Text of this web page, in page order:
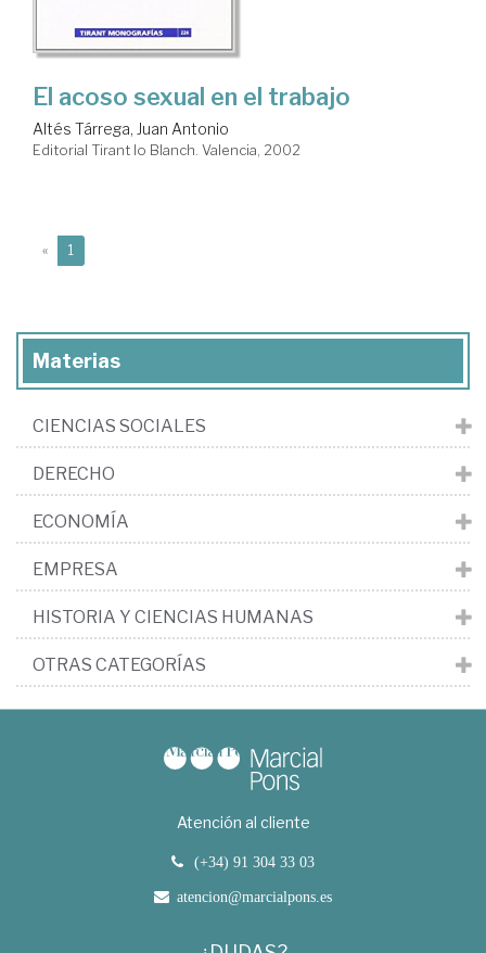
El acoso sexual en el trabajo
Altés Tárrega, Juan Antonio
Editorial Tirant lo Blanch. Valencia, 2002
« 1
Materias
CIENCIAS SOCIALES
DERECHO
ECONOMÍA
EMPRESA
HISTORIA Y CIENCIAS HUMANAS
OTRAS CATEGORÍAS
Atención al cliente
(+34) 91 304 33 03
atencion@marcialpons.es